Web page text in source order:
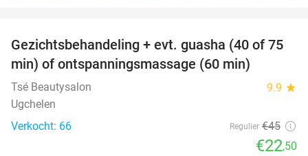
50%
OUT
Gezichtsbehandeling + evt. guasha (40 of 75
min) of ontspanningsmassage (60 min)
Tsé Beautysalon 9.9 star
Ugchelen
Verkocht: 66
Regulier €45
€22,50